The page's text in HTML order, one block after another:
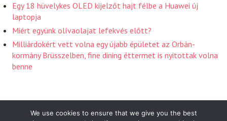
Egy 18 hüvelykes OLED kijelzőt hajt félbe a Huawei új
laptopja
Miért együnk olívaolajat lefekvés előtt?
Milliárdokért vett volna egy újabb épületet az Orbán-
kormány Brüsszelben, fine dining éttermet is nyitottak volna
benne
We use cookies to ensure that we give you the best